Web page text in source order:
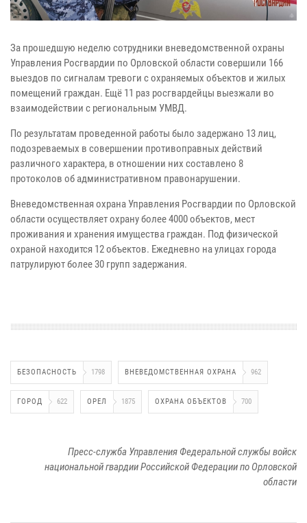
За прошедшую неделю сотрудники вневедомственной охраны
Управления Росгвардии по Орловской области совершили 166
выездов по сигналам тревоги с охраняемых объектов и жилых
помещений граждан. Ещё 11 раз росгвардейцы выезжали во
взаимодействии с региональным УМВД.
По результатам проведенной работы было задержано 13 лиц,
подозреваемых в совершении противоправных действий
различного характера, в отношении них составлено 8
протоколов об административном правонарушении.
Вневедомственная охрана Управления Росгвардии по Орловской
области осуществляет охрану более 4000 объектов, мест
проживания и хранения имущества граждан. Под физической
охраной находится 12 объектов. Ежедневно на улицах города
патрулируют более 30 групп задержания.
БЕЗОПАСНОСТЬ 1798 ВНЕВЕДОМСТВЕННАЯ ОХРАНА 962
ГОРОД 622 ОРЕЛ 1875 ОХРАНА ОБЪЕКТОВ 700
Пресс-служба Управления Федеральной службы войск
национальной гвардии Российской Федерации по Орловской
области